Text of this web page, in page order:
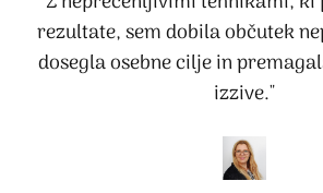
rezultate, sem dobila občutek
dosegla osebne cilje in
izzive."